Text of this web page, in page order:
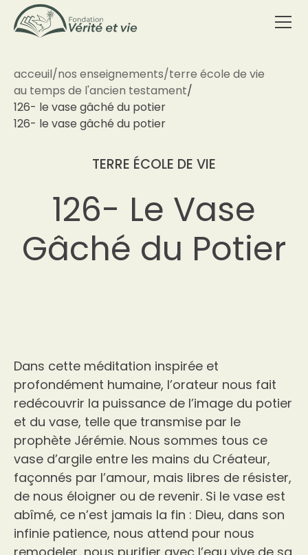
acceuil/nos enseignements/terre école de vie
au temps de l'ancien testament/
126- le vase gâché du potier
126- le vase gâché du potier
TERRE ÉCOLE DE VIE
126- Le Vase
Gâché du Potier
Dans cette méditation inspirée et
profondément humaine, l’orateur nous fait
redécouvrir la puissance de l’image du potier
et du vase, telle que transmise par le
prophète Jérémie. Nous sommes tous ce
vase d’argile entre les mains du Créateur,
façonnés par l’amour, mais libres de résister,
de nous éloigner ou de revenir. Si le vase est
abîmé, ce n’est jamais la fin : Dieu, dans son
infinie patience, nous attend pour nous